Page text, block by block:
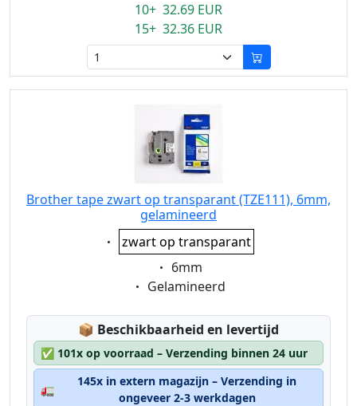
10+ 32.69 EUR
15+ 32.36 EUR
Brother tape zwart op transparant (TZE111), 6mm,
gelamineerd
Eigenschaft:
zwart op transparant
Eigenschaft:
6mm
Eigenschaft:
Gelamineerd
📦 Lagerstatus:
Beschikbaarheid en levertijd
✅ 101x op voorraad – Verzending binnen 24 uur
🚛
145x in extern magazijn – Verzending in
ongeveer 2-3 werkdagen